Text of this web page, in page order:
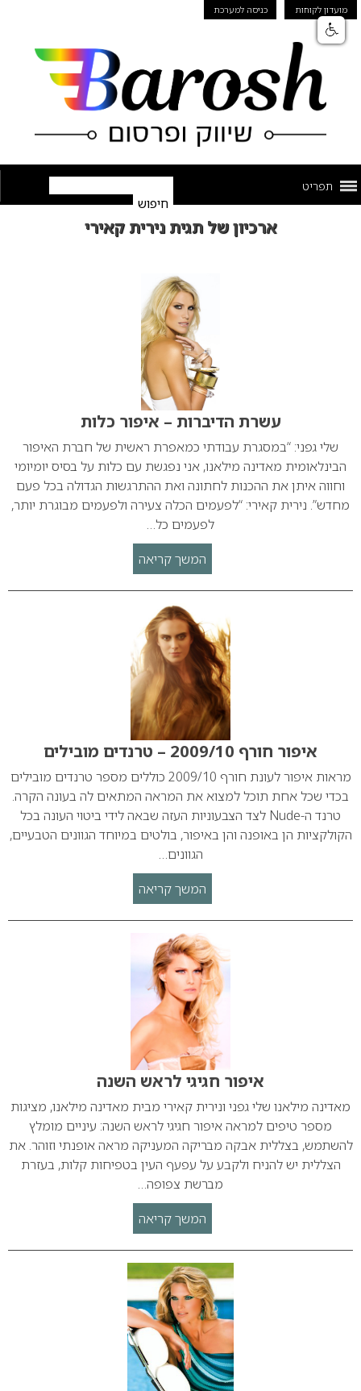
מועדון לקוחות כניסה למערכת
תפריט
ארכיון של תגית נירית קאירי
עשרת הדיברות – איפור כלות
שלי גפני: “במסגרת עבודתי כמאפרת ראשית של חברת האיפור
הבינלאומית מאדינה מילאנו, אני נפגשת עם כלות על בסיס יומיומי
וחווה איתן את ההכנות לחתונה ואת ההתרגשות הגדולה בכל פעם
מחדש”. נירית קאירי: “לפעמים הכלה צעירה ולפעמים מבוגרת יותר,
לפעמים כל…
המשך קריאה
איפור חורף 2009/10 – טרנדים מובילים
מראות איפור לעונת חורף 2009/10 כוללים מספר טרנדים מובילים
בכדי שכל אחת תוכל למצוא את המראה המתאים לה בעונה הקרה.
טרנד ה-Nude לצד הצבעוניות העזה שבאה לידי ביטוי העונה בכל
הקולקציות הן באופנה והן באיפור, בולטים במיוחד הגוונים הטבעיים,
הגוונים…
המשך קריאה
איפור חגיגי לראש השנה
מאדינה מילאנו שלי גפני ונירית קאירי מבית מאדינה מילאנו, מציגות
מספר טיפים למראה איפור חגיגי לראש השנה: עיניים מומלץ
להשתמש, בצללית אבקה מבריקה המעניקה מראה אופנתי וזוהר. את
הצללית יש להניח ולקבע על עפעף העין בטפיחות קלות, בעזרת
מברשת צפופה…
המשך קריאה